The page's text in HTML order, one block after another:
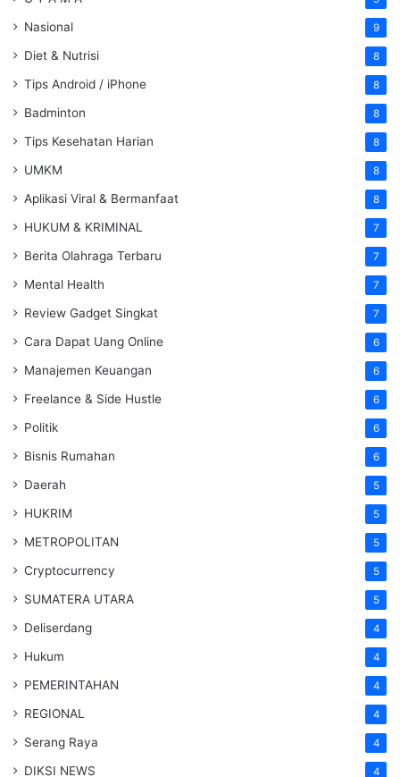
Nasional 9
Diet & Nutrisi 8
Tips Android / iPhone 8
Badminton 8
Tips Kesehatan Harian 8
UMKM 8
Aplikasi Viral & Bermanfaat 8
HUKUM & KRIMINAL 7
Berita Olahraga Terbaru 7
Mental Health 7
Review Gadget Singkat 7
Cara Dapat Uang Online 6
Manajemen Keuangan 6
Freelance & Side Hustle 6
Politik 6
Bisnis Rumahan 6
Daerah 5
HUKRIM 5
METROPOLITAN 5
Cryptocurrency 5
SUMATERA UTARA 5
Deliserdang 4
Hukum 4
PEMERINTAHAN 4
REGIONAL 4
Serang Raya 4
DIKSI NEWS 4